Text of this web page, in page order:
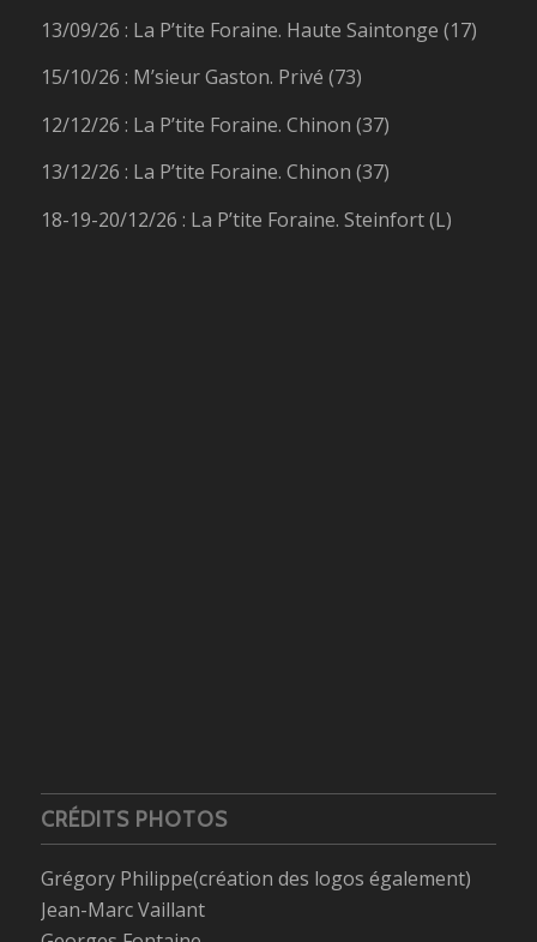
13/09/26 : La P’tite Foraine. Haute Saintonge (17)
15/10/26 : M’sieur Gaston. Privé (73)
12/12/26 : La P’tite Foraine. Chinon (37)
13/12/26 : La P’tite Foraine. Chinon (37)
18-19-20/12/26 : La P’tite Foraine. Steinfort (L)
CRÉDITS PHOTOS
Grégory Philippe(création des logos également)
Jean-Marc Vaillant